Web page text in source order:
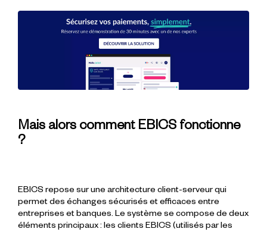
Mais alors comment EBICS fonctionne
?
EBICS repose sur une architecture client-serveur qui
permet des échanges sécurisés et efficaces entre
entreprises et banques. Le système se compose de deux
éléments principaux : les clients EBICS (utilisés par les